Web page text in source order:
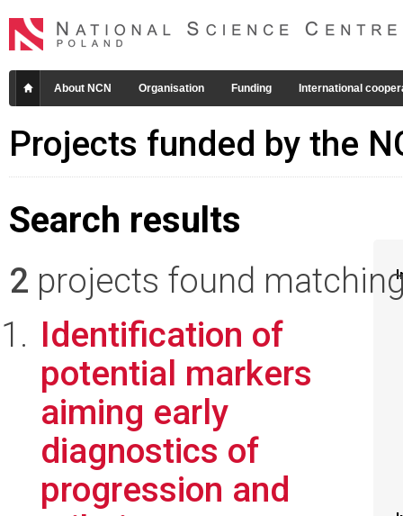
About NCN Organisation Funding International
Projects funded by the
Search results
2 projects found
Identification of
potential markers
aiming early
diagnostics of
progression and